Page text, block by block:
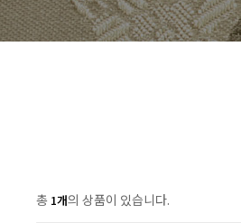
총 1개의 상품이 있습니다.